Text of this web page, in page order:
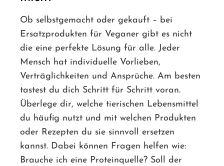
Ob selbstgemacht oder gekauft – bei
Ersatzprodukten für Veganer gibt es nicht
die eine perfekte Lösung für alle. Jeder
Mensch hat individuelle Vorlieben,
Verträglichkeiten und Ansprüche. Am besten
tastest du dich Schritt für Schritt voran.
Überlege dir, welche tierischen Lebensmittel
du häufig nutzt und mit welchen Produkten
oder Rezepten du sie sinnvoll ersetzen
kannst. Dabei können Fragen helfen wie:
Brauche ich eine Proteinquelle? Soll der